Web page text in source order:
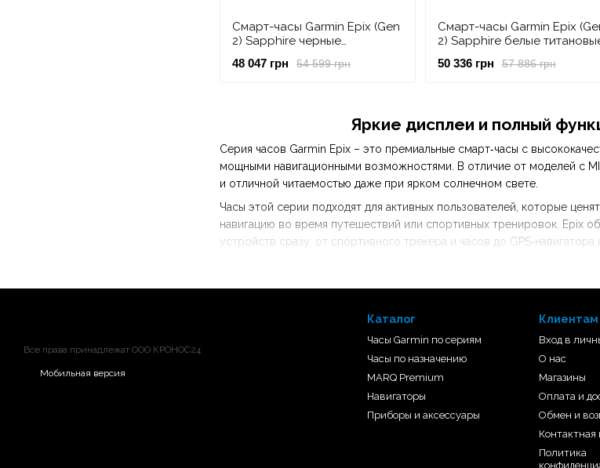
Яркие дисплеи и полный
Серия часов Garmin Epix – это премиальные смарт‑часы с
мощными навигационными возможностями. В отличие от моделей с
и отличной читаемостью даже при ярком солнечном свете.
Часы этой серии подходят для активных пользователей, которые
навигацию во время путешествий или спортивных тренировок. Epix
устройств сразу: от спортивного трекера и часов до
Смарт-часы Garmin Epix (Gen
2) Sapphire черные
54 599 грн
48 047 грн
Смарт-часы Garmin Epix
2) Sapphire белые
57 886 грн
50 336 грн
Все права принадлежат ООО КРОНОС24
Мобильная версия
Каталог
Часы Garmin по сериям
Часы по назначению
MARQ Premium
Навигаторы
Приборы и аксессуары
Клиентам
Вход в
О нас
Магазины
Оплата и
Обмен и
Политика